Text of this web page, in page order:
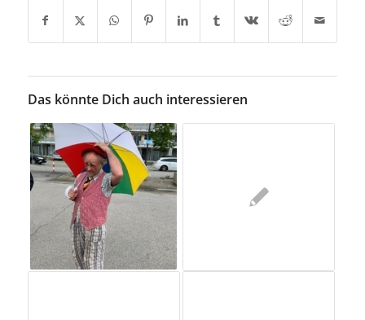
Das könnte Dich auch interessieren